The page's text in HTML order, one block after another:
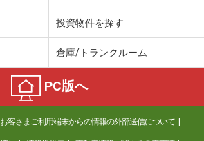
投資物件を探す
倉庫/トランクルーム
PC版へ
お客さまご利用端末からの情報の外部送信について